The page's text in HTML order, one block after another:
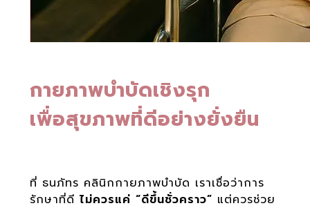
กายภาพบำบัดเชิงรุก
เพื่อสุขภาพที่ดีอย่างยั่งยืน
ที่ ธนภัทร คลินิกกายภาพบำบัด เราเชื่อว่าการ
รักษาที่ดี ไม่ควรแค่ “ดีขึ้นชั่วคราว” แต่ควรช่วย